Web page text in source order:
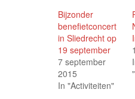
venster
geopend)
Bijzonder
benefietconcert
in Sliedrecht op
19 september
7 september
2015
In "Activiteiten"